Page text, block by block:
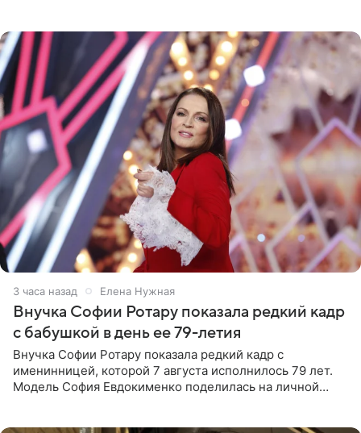
3 часа назад Елена Нужная
Внучка Софии Ротару показала редкий кадр
с бабушкой в день ее 79-летия
Внучка Софии Ротару показала редкий кадр с
именинницей, которой 7 августа исполнилось 79 лет.
Модель София Евдокименко поделилась на личной